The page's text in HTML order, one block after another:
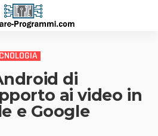
di
ai video in
e Google